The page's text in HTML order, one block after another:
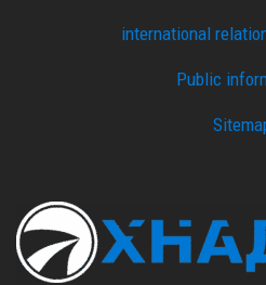
international
Public